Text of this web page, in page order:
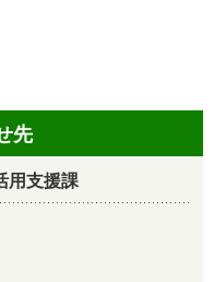
先
支援課